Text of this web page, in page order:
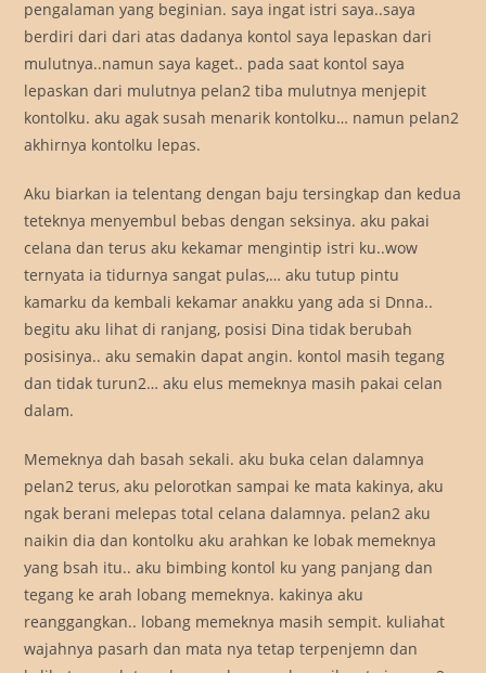
pengalaman yang beginian. saya ingat istri saya..saya
berdiri dari dari atas dadanya kontol saya lepaskan dari
mulutnya..namun saya kaget.. pada saat kontol saya
lepaskan dari mulutnya pelan2 tiba mulutnya menjepit
kontolku. aku agak susah menarik kontolku… namun pelan2
akhirnya kontolku lepas.
Aku biarkan ia telentang dengan baju tersingkap dan kedua
teteknya menyembul bebas dengan seksinya. aku pakai
celana dan terus aku kekamar mengintip istri ku..wow
ternyata ia tidurnya sangat pulas,… aku tutup pintu
kamarku da kembali kekamar anakku yang ada si Dnna..
begitu aku lihat di ranjang, posisi Dina tidak berubah
posisinya.. aku semakin dapat angin. kontol masih tegang
dan tidak turun2… aku elus memeknya masih pakai celan
dalam.
Memeknya dah basah sekali. aku buka celan dalamnya
pelan2 terus, aku pelorotkan sampai ke mata kakinya, aku
ngak berani melepas total celana dalamnya. pelan2 aku
naikin dia dan kontolku aku arahkan ke lobak memeknya
yang bsah itu.. aku bimbing kontol ku yang panjang dan
tegang ke arah lobang memeknya. kakinya aku
reanggangkan.. lobang memeknya masih sempit. kuliahat
wajahnya pasarh dan mata nya tetap terpenjemn dan